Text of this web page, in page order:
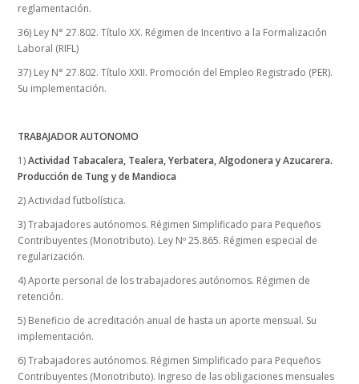
reglamentación.
36) Ley N° 27.802. Título XX. Régimen de Incentivo a la Formalización
Laboral (RIFL)
37) Ley N° 27.802. Título XXII. Promoción del Empleo Registrado (PER).
Su implementación.
TRABAJADOR AUTONOMO
1)Actividad Tabacalera, Tealera, Yerbatera, Algodonera y Azucarera.
Producción de Tung y de Mandioca
2) Actividad futbolística.
3) Trabajadores autónomos. Régimen Simplificado para Pequeños
Contribuyentes (Monotributo). Ley Nº 25.865. Régimen especial de
regularización.
4) Aporte personal de los trabajadores autónomos. Régimen de
retención.
5) Beneficio de acreditación anual de hasta un aporte mensual. Su
implementación.
6)Trabajadores autónomos. Régimen Simplificado para Pequeños
Contribuyentes (Monotributo). Ingreso de las obligaciones mensuales